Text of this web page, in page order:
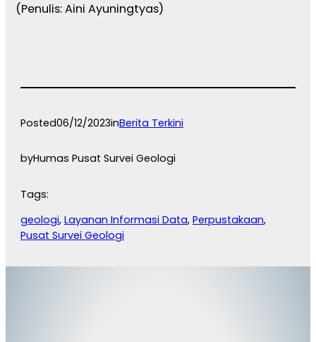
(Penulis: Aini Ayuningtyas)
Posted06/12/2023inBerita Terkini
byHumas Pusat Survei Geologi
Tags:
geologi, Layanan Informasi Data, Perpustakaan
Pusat Survei Geologi